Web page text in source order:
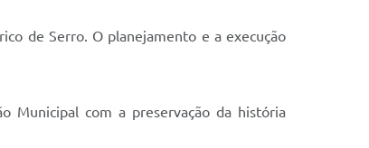
de Serro. O planejamento e a execução
Municipal com a preservação da história